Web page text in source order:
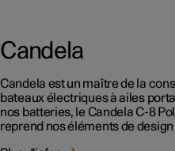
Candela
Candela est un maître de la
bateaux électriques à ailes
nos batteries, le Candela C-8
reprend nos éléments de